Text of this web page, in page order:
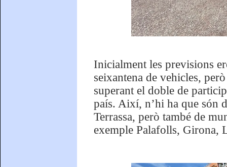
Inicialment les previsions
seixantena de vehicles,
superant el doble de
país. Així, n’hi ha que són
Terrassa, però també de
exemple Palafolls, Girona,